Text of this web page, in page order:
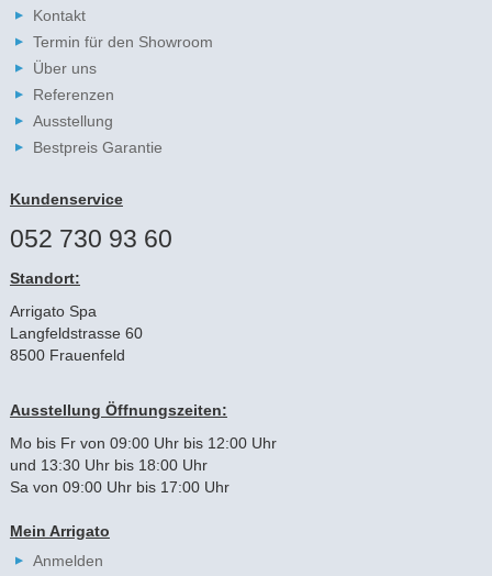
Kontakt
Termin für den Showroom
Über uns
Referenzen
Ausstellung
Bestpreis Garantie
Kundenservice
052 730 93 60
Standort:
Arrigato Spa
Langfeldstrasse 60
8500 Frauenfeld
Ausstellung Öffnungszeiten:
Mo bis Fr von 09:00 Uhr bis 12:00 Uhr
und 13:30 Uhr bis 18:00 Uhr
Sa von 09:00 Uhr bis 17:00 Uhr
Mein Arrigato
Anmelden